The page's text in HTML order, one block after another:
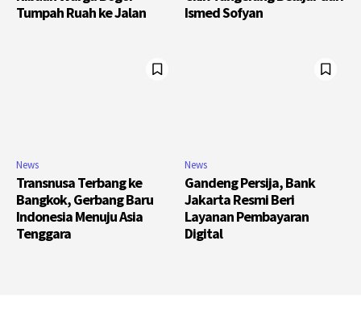
Tumpah Ruah ke Jalan
Ismed Sofyan
News
Transnusa Terbang ke
Bangkok, Gerbang Baru
Indonesia Menuju Asia
Tenggara
News
Gandeng Persija, Bank
Jakarta Resmi Beri
Layanan Pembayaran
Digital